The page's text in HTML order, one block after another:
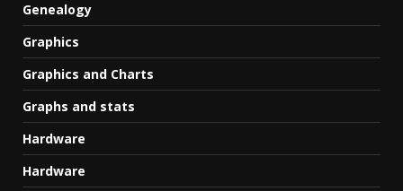
Genealogy
Graphics
Graphics and Charts
Graphs and stats
Hardware
Hardware